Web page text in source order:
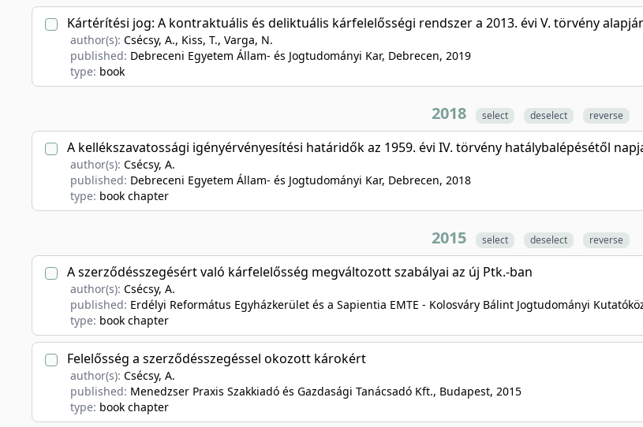
Kártérítési jog: A kontraktuális és deliktuális kárfelelősségi rendszer a 2013. évi V. törvény
author(s): Csécsy, A., Kiss, T., Varga, N.
published: Debreceni Egyetem Állam- és Jogtudományi Kar, Debrecen, 2019
type: book
2018 select deselect reverse
A kellékszavatossági igényérvényesítési határidők az 1959. évi IV. törvény hatálybalépésétől
author(s): Csécsy, A.
published: Debreceni Egyetem Állam- és Jogtudományi Kar, Debrecen, 2018
type: book chapter
2015 select deselect reverse
A szerződésszegésért való kárfelelősség megváltozott szabályai az új Ptk.-ban
author(s): Csécsy, A.
published: Erdélyi Református Egyházkerület és a Sapientia EMTE - Kolosváry Bálint Jogtudományi
type: book chapter
Felelősség a szerződésszegéssel okozott károkért
author(s): Csécsy, A.
published: Menedzser Praxis Szakkiadó és Gazdasági Tanácsadó Kft., Budapest, 2015
type: book chapter